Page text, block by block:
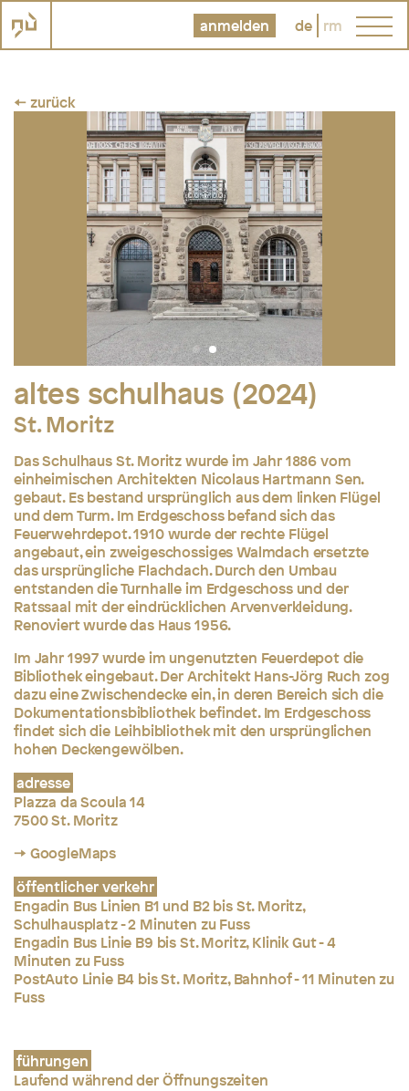
anmelden de rm
← zurück
altes schulhaus (2024)
St. Moritz
Das Schulhaus St. Moritz wurde im Jahr 1886 vom
einheimischen Architekten Nicolaus Hartmann Sen.
gebaut. Es bestand ursprünglich aus dem linken Flügel
und dem Turm. Im Erdgeschoss befand sich das
Feuerwehrdepot. 1910 wurde der rechte Flügel
angebaut, ein zweigeschossiges Walmdach ersetzte
das ursprüngliche Flachdach. Durch den Umbau
entstanden die Turnhalle im Erdgeschoss und der
Ratssaal mit der eindrücklichen Arvenverkleidung.
Renoviert wurde das Haus 1956.
Im Jahr 1997 wurde im ungenutzten Feuerdepot die
Bibliothek eingebaut. Der Architekt Hans-Jörg Ruch zog
dazu eine Zwischendecke ein, in deren Bereich sich die
Dokumentationsbibliothek befindet. Im Erdgeschoss
findet sich die Leihbibliothek mit den ursprünglichen
hohen Deckengewölben.
adresse
Plazza da Scoula 14
7500 St. Moritz
→ GoogleMaps
öffentlicher verkehr
Engadin Bus Linien B1 und B2 bis St. Moritz,
Schulhausplatz - 2 Minuten zu Fuss
Engadin Bus Linie B9 bis St. Moritz, Klinik Gut - 4
Minuten zu Fuss
PostAuto Linie B4 bis St. Moritz, Bahnhof - 11 Minuten zu
Fuss
führungen
Laufend während der Öffnungszeiten